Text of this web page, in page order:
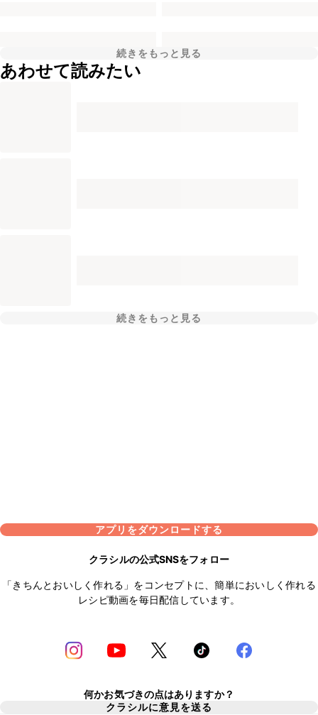
続きをもっと見る
あわせて読みたい
続きをもっと見る
アプリをダウンロードする
クラシルの公式SNSをフォロー
「きちんとおいしく作れる」をコンセプトに、簡単においしく作れる
レシピ動画を毎日配信しています。
何かお気づきの点はありますか？
クラシルに意見を送る